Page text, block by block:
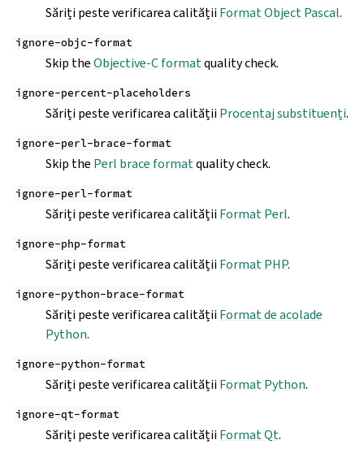
Săriți peste verificarea calitățiiFormat Object Pascal.
ignore-objc-format
Skip theObjective-C formatquality check.
ignore-percent-placeholders
Săriți peste verificarea calitățiiProcentaj substituenți.
ignore-perl-brace-format
Skip the Perl brace formatquality check.
ignore-perl-format
Săriți peste verificarea calitățiiFormat Perl.
ignore-php-format
Săriți peste verificarea calitățiiFormat PHP.
ignore-python-brace-format
Săriți peste verificarea calitățiiFormat de acolade
Python.
ignore-python-format
Săriți peste verificarea calitățiiFormat Python.
ignore-qt-format
Săriți peste verificarea calitățiiFormat Qt.